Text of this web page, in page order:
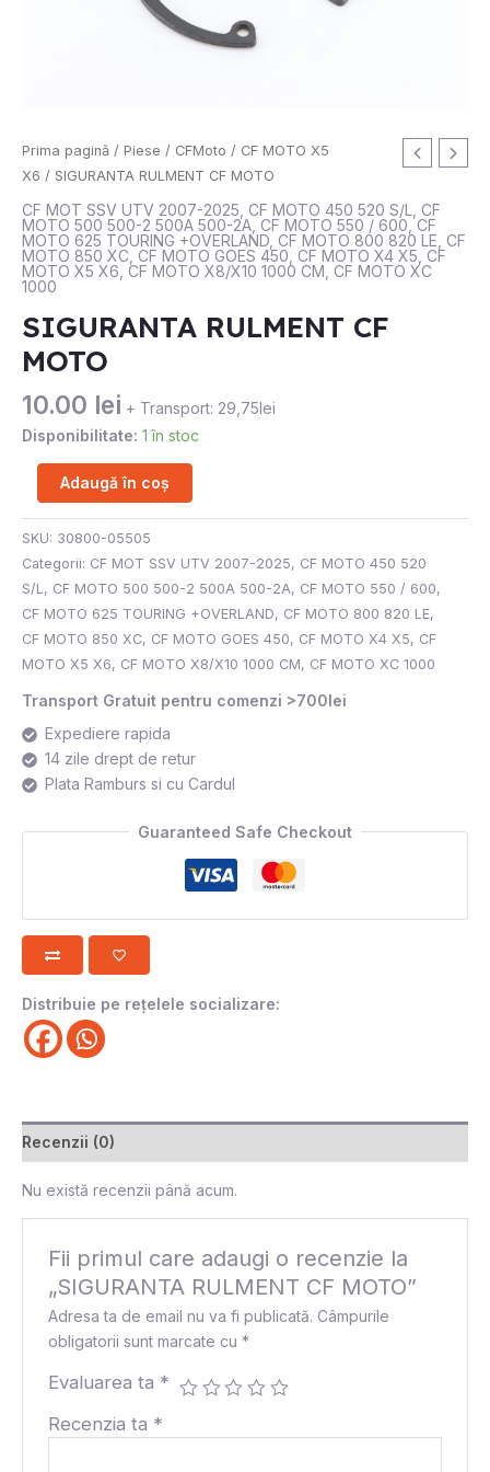
Prima pagină / Piese / CFMoto / CF MOTO X5
X6 / SIGURANTA RULMENT CF MOTO
CF MOT SSV UTV 2007-2025 CF MOTO 450 520 S/L
CF
MOTO 500 500-2 500A 500-2A CF MOTO 550 / 600 ,CF
MOTO 625 TOURING +OVERLAND CF MOTO 800 820 LE CF
MOTO 850 XC CF MOTO GOES 450 CF MOTO X4 X5 CF
MOTO X5 X6 CF MOTO X8/X10 1000 CM CF MOTO XC
1000
SIGURANTA RULMENT CF
MOTO
10.00 lei + Transport: 29,75lei
Disponibilitate: 1 în stoc
Cantitate
SIGURANTA
RULMENT
CF
MOTO
Adaugă în coș
SKU: 30800-05505
Categorii: CF MOT SSV UTV 2007-2025, CF MOTO 450 520
S/L , CF MOTO 500 500-2 500A 500-2A, CF MOTO 550 / 600,
CF MOTO 625 TOURING +OVERLAND, CF MOTO 800 820 LE,
CF MOTO 850 XC, CF MOTO GOES 450, CF MOTO X4 X5, CF
MOTO X5 X6, CF MOTO X8/X10 1000 CM, CF MOTO XC 1000
Transport Gratuit pentru comenzi >700lei
Expediere rapida
14 zile drept de retur
Plata Ramburs si cu Cardul
Guaranteed Safe Checkout
Distribuie pe rețelele socializare:
Recenzii (0)
Nu există recenzii până acum.
Fii primul care adaugi o recenzie la
„SIGURANTA RULMENT CF MOTO”
Adresa ta de email nu va fi publicată. Câmpurile
obligatorii sunt marcate cu*
Evaluarea ta *
Recenzia ta *